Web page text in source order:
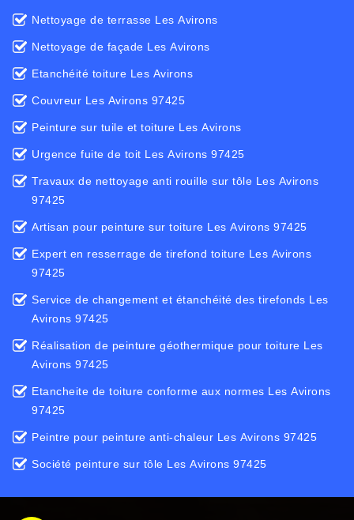
Nettoyage de terrasse Les Avirons
Nettoyage de façade Les Avirons
Etanchéité toiture Les Avirons
Couvreur Les Avirons 97425
Peinture sur tuile et toiture Les Avirons
Urgence fuite de toit Les Avirons 97425
Travaux de nettoyage anti rouille sur tôle Les Avirons
97425
Artisan pour peinture sur toiture Les Avirons 97425
Expert en resserrage de tirefond toiture Les Avirons
97425
Service de changement et étanchéité des tirefonds Les
Avirons 97425
Réalisation de peinture géothermique pour toiture Les
Avirons 97425
Etancheite de toiture conforme aux normes Les Avirons
97425
Peintre pour peinture anti-chaleur Les Avirons 97425
Société peinture sur tôle Les Avirons 97425